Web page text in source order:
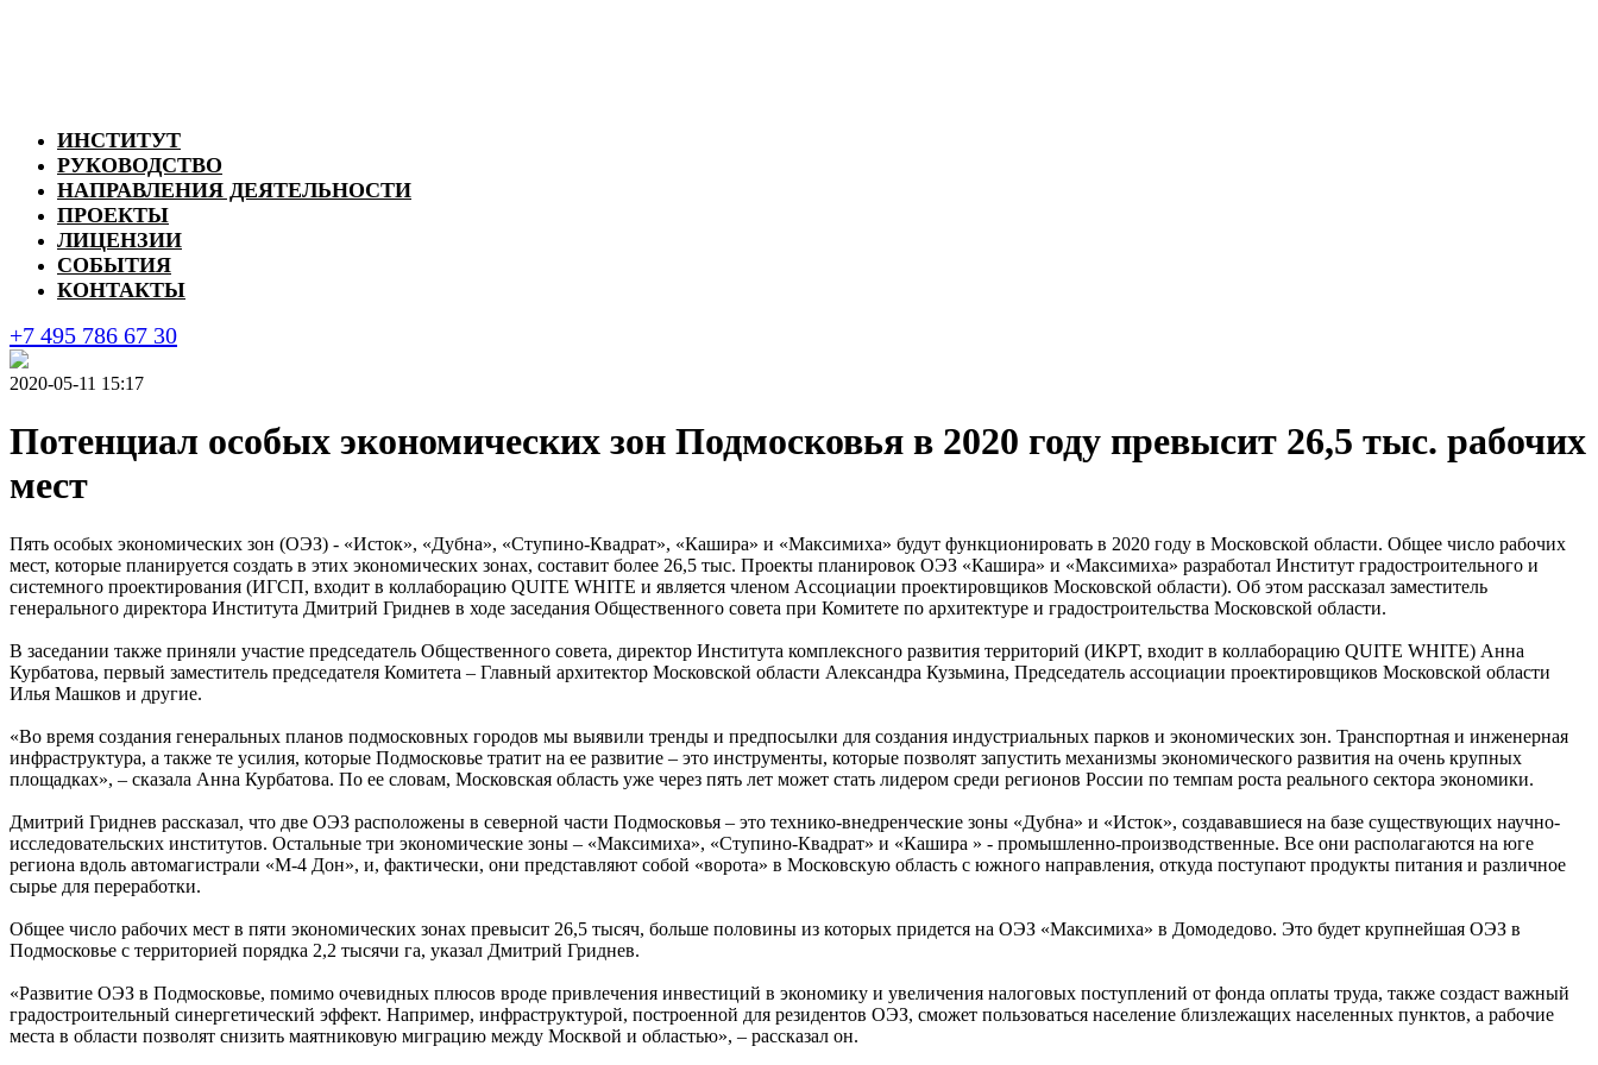
ИНСТИТУТ
РУКОВОДСТВО
НАПРАВЛЕНИЯ ДЕЯТЕЛЬНОСТИ
ПРОЕКТЫ
ЛИЦЕНЗИИ
СОБЫТИЯ
КОНТАКТЫ
+7 495 786 67 30
2020-05-11 15:17
Потенциал особых экономических зон Подмосковья в 2020 году превысит 26,5 тыс. рабочих
мест
Пять особых экономических зон (ОЭЗ) - «Исток», «Дубна», «Ступино-Квадрат», «Кашира» и «Максимиха» будут функционировать в 2020 году в Московской области. Общее число рабочих
мест, которые планируется создать в этих экономических зонах, составит более 26,5 тыс. Проекты планировок ОЭЗ «Кашира» и «Максимиха» разработал Институт градостроительного и
системного проектирования (ИГСП, входит в коллаборацию QUITE WHITE и является членом Ассоциации проектировщиков Московской области). Об этом рассказал заместитель
генерального директора Института Дмитрий Гриднев в ходе заседания Общественного совета при Комитете по архитектуре и градостроительства Московской области.
В заседании также приняли участие председатель Общественного совета, директор Института комплексного развития территорий (ИКРТ, входит в коллаборацию QUITE WHITE) Анна
Курбатова, первый заместитель председателя Комитета – Главный архитектор Московской области Александра Кузьмина, Председатель ассоциации проектировщиков Московской области
Илья Машков и другие.
«Во время создания генеральных планов подмосковных городов мы выявили тренды и предпосылки для создания индустриальных парков и экономических зон. Транспортная и инженерная
инфраструктура, а также те усилия, которые Подмосковье тратит на ее развитие – это инструменты, которые позволят запустить механизмы экономического развития на очень крупных
площадках», – сказала Анна Курбатова. По ее словам, Московская область уже через пять лет может стать лидером среди регионов России по темпам роста реального сектора экономики.
Дмитрий Гриднев рассказал, что две ОЭЗ расположены в северной части Подмосковья – это технико-внедренческие зоны «Дубна» и «Исток», создававшиеся на базе существующих научно-
исследовательских институтов. Остальные три экономические зоны – «Максимиха», «Ступино-Квадрат» и «Кашира » - промышленно-производственные. Все они располагаются на юге
региона вдоль автомагистрали «М-4 Дон», и, фактически, они представляют собой «ворота» в Московскую область с южного направления, откуда поступают продукты питания и различное
сырье для переработки.
Общее число рабочих мест в пяти экономических зонах превысит 26,5 тысяч, больше половины из которых придется на ОЭЗ «Максимиха» в Домодедово. Это будет крупнейшая ОЭЗ в
Подмосковье c территорией порядка 2,2 тысячи га, указал Дмитрий Гриднев.
«Развитие ОЭЗ в Подмосковье, помимо очевидных плюсов вроде привлечения инвестиций в экономику и увеличения налоговых поступлений от фонда оплаты труда, также создаст важный
градостроительный синергетический эффект. Например, инфраструктурой, построенной для резидентов ОЭЗ, сможет пользоваться население близлежащих населенных пунктов, а рабочие
места в области позволят снизить маятниковую миграцию между Москвой и областью», – рассказал он.